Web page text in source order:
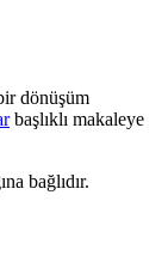
dönüşüm
başlıklı makaleye
bağlıdır.